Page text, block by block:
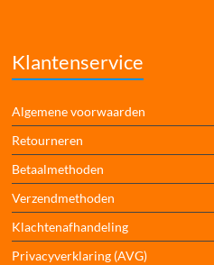
Klantenservice
Algemene voorwaarden
Retourneren
Betaalmethoden
Verzendmethoden
Klachtenafhandeling
Privacyverklaring (AVG)